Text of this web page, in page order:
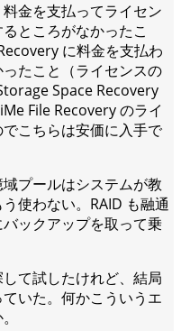
金を支払ってライセン
ところがなかったこ
に料金を支払わ
たこと（ライセンスの
Space Recovery
File Recovery のライ
こちらは安価に入手で
プールはシステムが教
使わない。RAID も融通
ックアップを取って乗
て試したけれど、結局
いた。何かこういうエ